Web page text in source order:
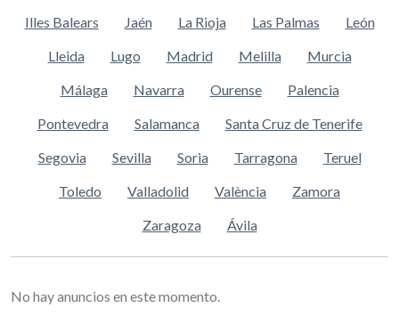
Illes Balears
Jaén La Rioja Las Palmas
León
Lleida
Lugo Madrid Melilla
Murcia
Málaga
Navarra Ourense
Palencia
Pontevedra
Salamanca
Santa Cruz de Tenerife
Segovia
Sevilla Soria Tarragona
Teruel
Toledo
Valladolid València
Zamora
Zaragoza
Ávila
No hay anuncios en este momento.